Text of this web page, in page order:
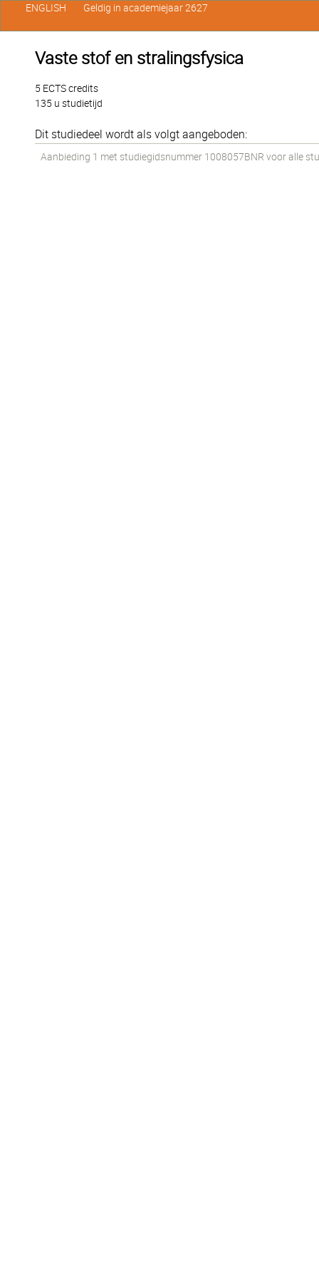
Vaste stof en stralingsfysica
5 ECTS credits
135 u studietijd
Dit studiedeel wordt als volgt aangeboden:
Aanbieding 1 met studiegidsnummer 1008057BNR voor alle
ENGLISH Geldig in academiejaar 2627